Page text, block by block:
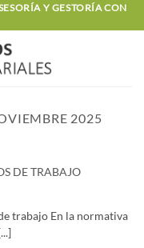
Y GESTORÍA CON
2025
DE TRABAJO
trabajo En la normativa